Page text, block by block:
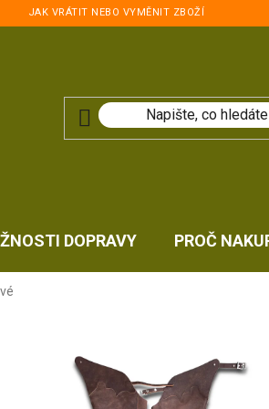
JAK VRÁTIT NEBO VYMĚNIT ZBOŽÍ
DOPRAVY PROČ